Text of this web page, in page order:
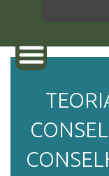
SOBRE